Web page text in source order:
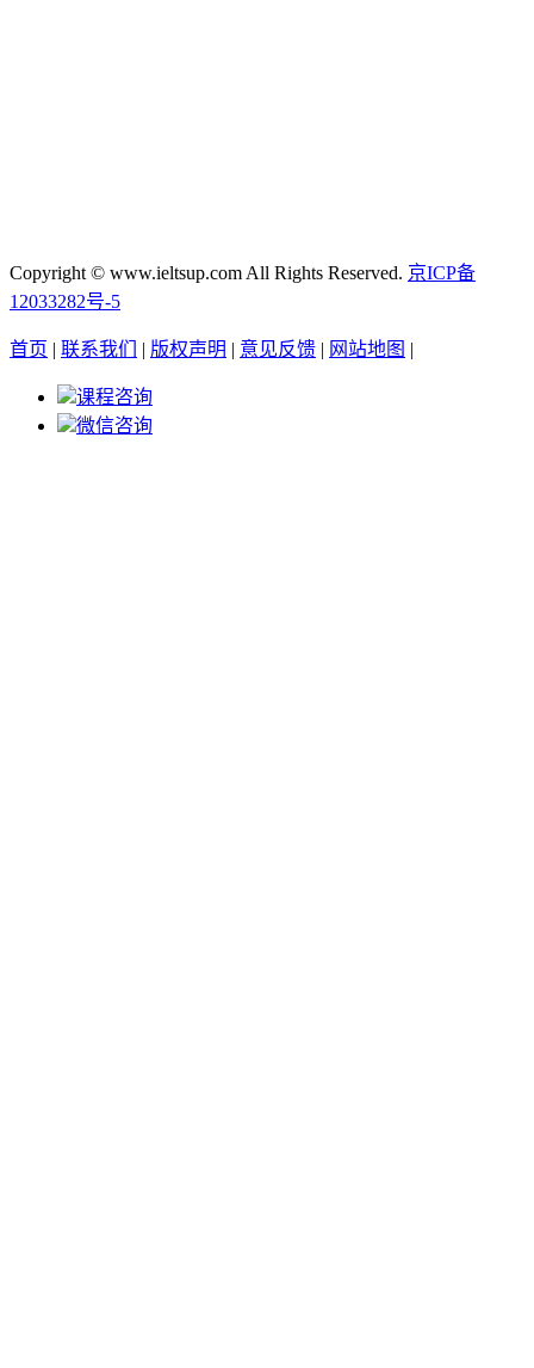
Copyright © www.ieltsup.com All Rights Reserved. 京ICP备
12033282号-5
首页 | 联系我们 | 版权声明 | 意见反馈 | 网站地图 |
课程咨询
微信咨询